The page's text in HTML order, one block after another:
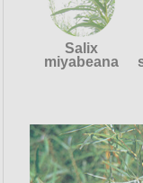
Salix
miyabeana